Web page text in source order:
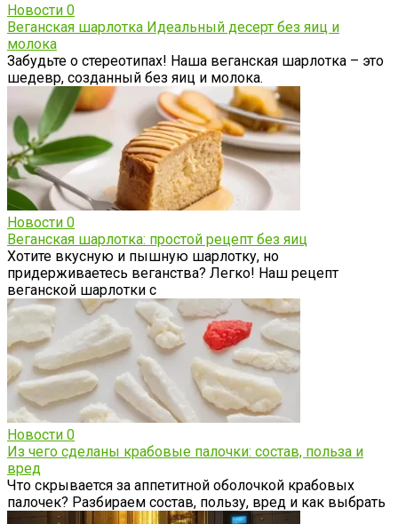
Новости 0
Веганская шарлотка Идеальный десерт без яиц и
молока
Забудьте о стереотипах! Наша веганская шарлотка – это
шедевр, созданный без яиц и молока.
Новости 0
Веганская шарлотка: простой рецепт без яиц
Хотите вкусную и пышную шарлотку, но
придерживаетесь веганства? Легко! Наш рецепт
веганской шарлотки с
Новости 0
Из чего сделаны крабовые палочки: состав, польза и
вред
Что скрывается за аппетитной оболочкой крабовых
палочек? Разбираем состав, пользу, вред и как выбрать